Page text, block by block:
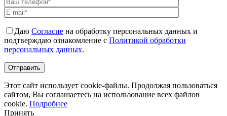
Даю Согласие на обработку персональных данных и
подтверждаю ознакомление с Политикой обработки
персональных данных.
Этот сайт использует cookie-файлы. Продолжая пользоваться
сайтом, Вы соглашаетесь на использование всех файлов
cookie. Подробнее
Принять